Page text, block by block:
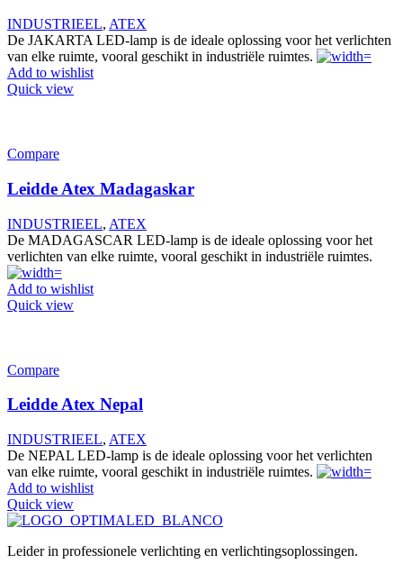
INDUSTRIEEL, ATEX
De JAKARTA LED-lamp is de ideale oplossing voor het verlichten
van elke ruimte, vooral geschikt in industriële ruimtes.
Add to wishlist
Quick view
Compare
Leidde Atex Madagaskar
INDUSTRIEEL, ATEX
De MADAGASCAR LED-lamp is de ideale oplossing voor het
verlichten van elke ruimte, vooral geschikt in industriële ruimtes.
Add to wishlist
Quick view
Compare
Leidde Atex Nepal
INDUSTRIEEL, ATEX
De NEPAL LED-lamp is de ideale oplossing voor het verlichten
van elke ruimte, vooral geschikt in industriële ruimtes.
Add to wishlist
Quick view
Leider in professionele verlichting en verlichtingsoplossingen.